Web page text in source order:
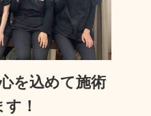
を込めて施術
！